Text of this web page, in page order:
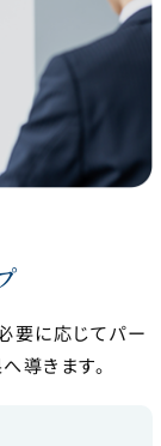
要に応じてパー
導きます。